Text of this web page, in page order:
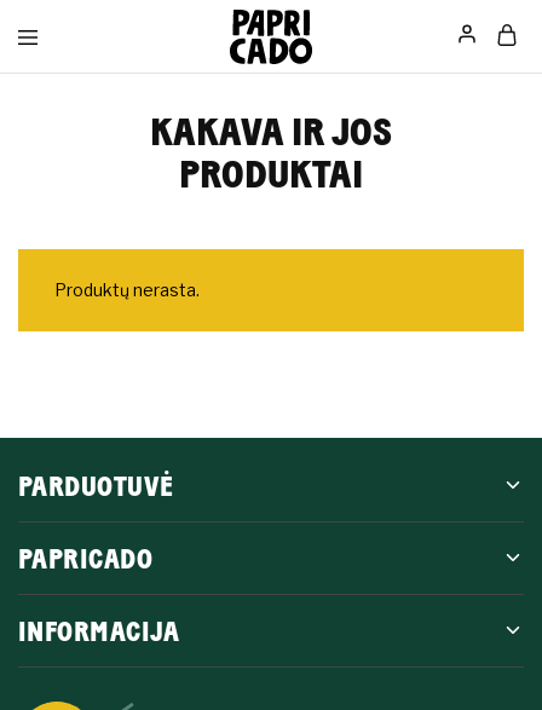
Papricado
KAKAVA IR JOS
PRODUKTAI
Produktų nerasta.
PARDUOTUVĖ
PAPRICADO
INFORMACIJA